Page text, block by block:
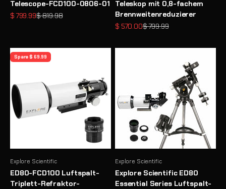
Telescope-FCD100-0806-01
Angebot
$ 799.99Regulärer Preis
$ 819.98
Teleskop mit 0,8-fachem
Brennweitenreduzierer
Angebot
$ 570.00Regulärer Preis
$ 799.99
Spare $ 69.99
Explore Scientific
ED80-FCD100 Luftspalt-
Triplett-Refraktor-
Explore Scientific
Explore Scientific ED80
Essential Series Luftspalt-